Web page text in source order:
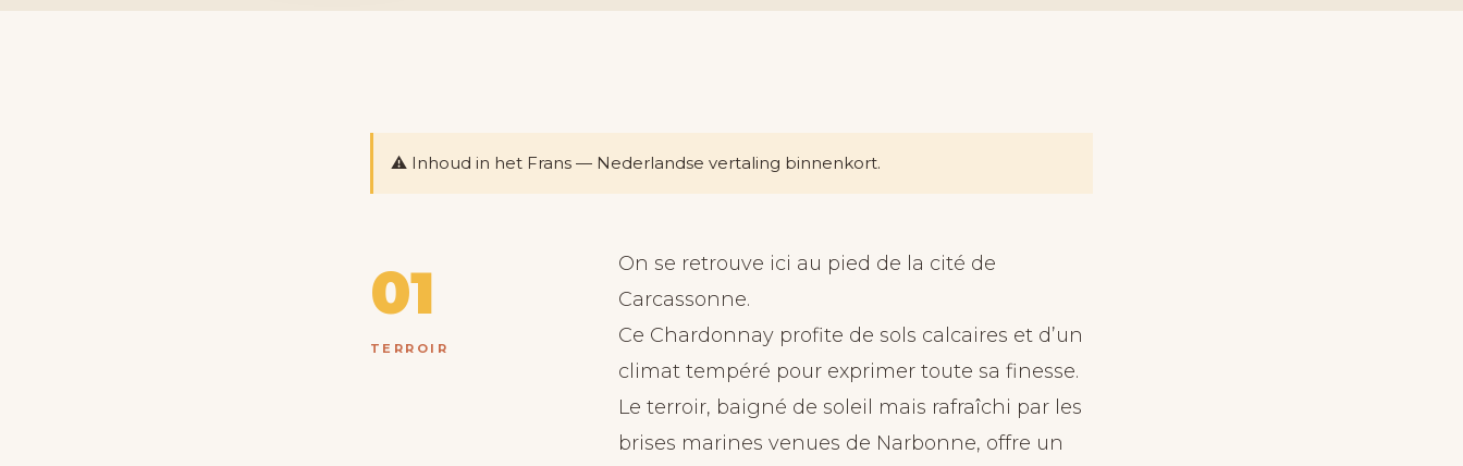
⚠️ Inhoud in het Frans — Nederlandse vertaling binnenkort.
01
TERROIR
On se retrouve ici au pied de la cité de
Carcassonne.
Ce Chardonnay profite de sols calcaires et d’un
climat tempéré pour exprimer toute sa finesse.
Le terroir, baigné de soleil mais rafraîchi par les
brises marines venues de Narbonne, offre un